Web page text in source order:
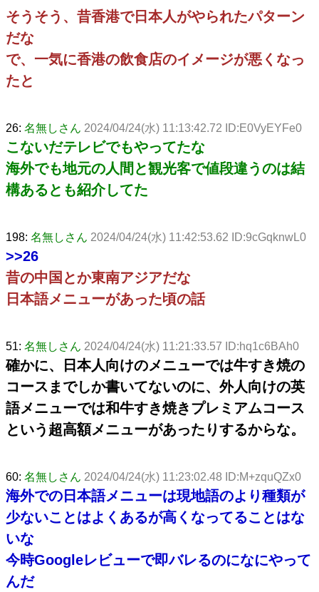
そうそう、昔香港で日本人がやられたパターン
だな
で、一気に香港の飲食店のイメージが悪くなっ
たと
26: 名無しさん 2024/04/24(水) 11:13:42.72 ID:E0VyEYFe0
こないだテレビでもやってたな
海外でも地元の人間と観光客で値段違うのは結
構あるとも紹介してた
198: 名無しさん 2024/04/24(水) 11:42:53.62 ID:9cGqknwL0
>>26
昔の中国とか東南アジアだな
日本語メニューがあった頃の話
51: 名無しさん 2024/04/24(水) 11:21:33.57 ID:hq1c6BAh0
確かに、日本人向けのメニューでは牛すき焼の
コースまでしか書いてないのに、外人向けの英
語メニューでは和牛すき焼きプレミアムコース
という超高額メニューがあったりするからな。
60: 名無しさん 2024/04/24(水) 11:23:02.48 ID:M+zquQZx0
海外での日本語メニューは現地語のより種類が
少ないことはよくあるが高くなってることはな
いな
今時Googleレビューで即バレるのになにやって
んだ